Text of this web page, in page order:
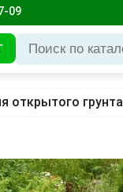
09
открытого грунта